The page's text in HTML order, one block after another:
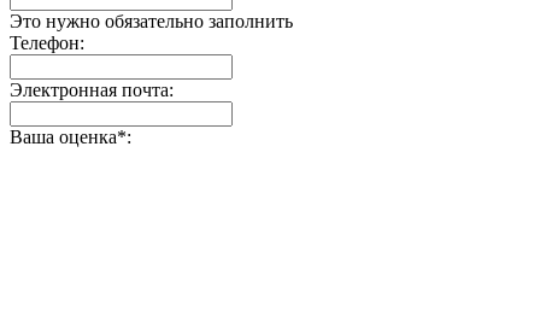
Это нужно обязательно заполнить
Телефон:
Электронная почта:
Ваша оценка*: